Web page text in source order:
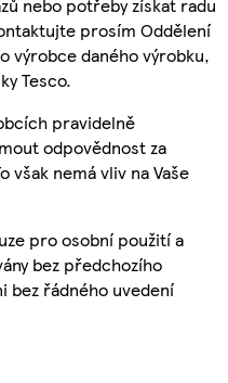
prosím Oddělení
výrobce daného výrobku,
Tesco.
pravidelně
odpovědnost za
však nemá vliv na Vaše
pro osobní použití a
bez předchozího
bez řádného uvedení